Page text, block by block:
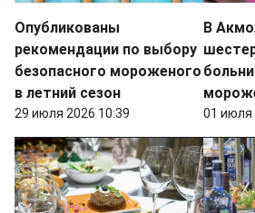
Опубликованы
рекомендации по выбору
безопасного мороженого
в летний сезон
29 июля 2026 10:39
В
01 июля